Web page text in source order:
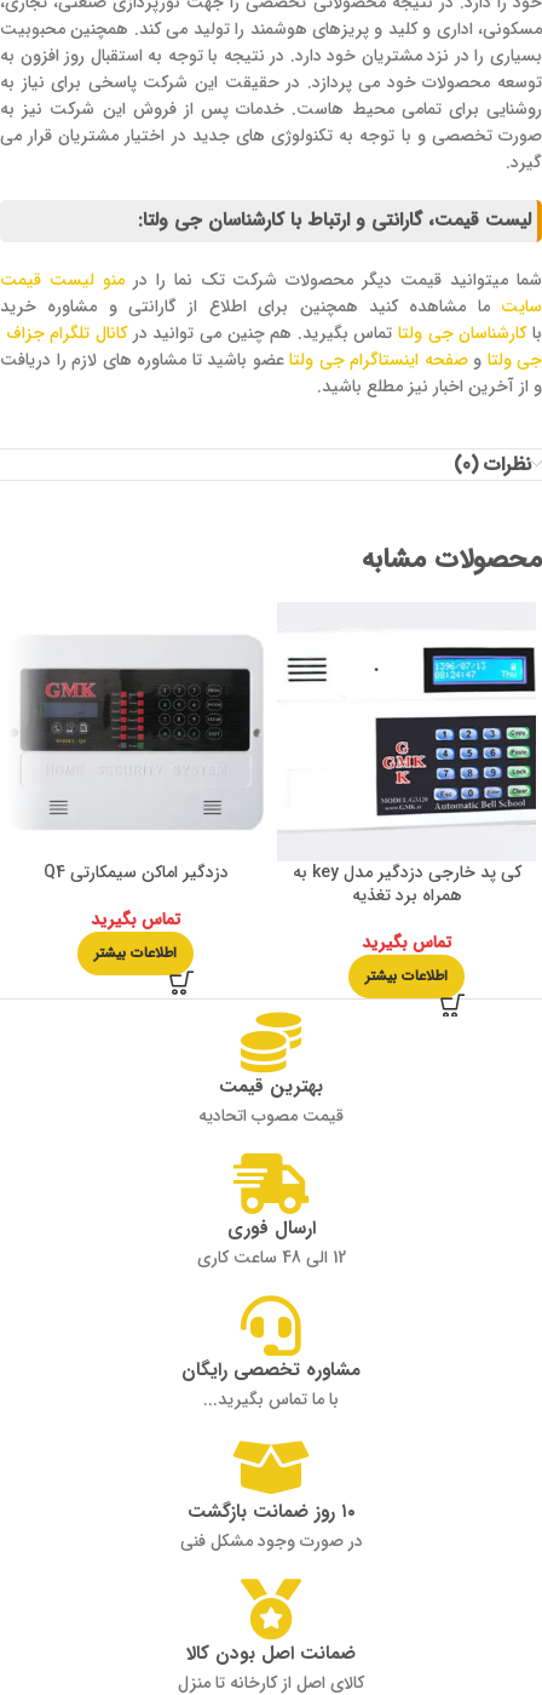
مسکونی، اداری و کلید و پریز‌های هوشمند را تولید می کند. همچنین محبوبیت
بسیاری را در نزد مشتریان خود دارد. در نتیجه با توجه به استقبال روز افزون به
توسعه محصولات خود می پردازد. در حقیقت این شرکت پاسخی برای نیاز به
روشنایی برای تمامی محیط هاست. خدمات پس از فروش این شرکت نیز به
صورت تخصصی و با توجه به تکنولوژی های جدید در اختیار مشتریان قرار می
گیرد.
لیست قیمت، گارانتی و ارتباط با کارشناسان جی ولتا:
شما میتوانید قیمت دیگر محصولات شرکت تک نما را درمنو لیست قیمت
سایت ما مشاهده کنید همچنین برای اطلاع از گارانتی و مشاوره خرید
باکارشناسان جی ولتاتماس بگیرید. هم چنین می توانید درکانال تلگرام جزاف
جی ولتا وصفحه اینستاگرام جی ولتاعضو باشید تا مشاوره های لازم را دریافت
و از آخرین اخبار نیز مطلع باشید.
نظرات (0)
محصولات مشابه
کی پد خارجی دزدگیر مدل key به
همراه برد تغذیه
تماس بگیرید
اطلاعات بیشتر
دزدگیر اماکن سیمکارتی Q4
تماس بگیرید
اطلاعات بیشتر
بهترین قیمت
قیمت مصوب اتحادیه
ارسال فوری
12 الی 48 ساعت کاری
مشاوره تخصصی رایگان
با ما تماس بگیرید...
۱۰ روز ضمانت بازگشت
در صورت وجود مشکل فنی
ضمانت اصل بودن کالا
کالای اصل از کارخانه تا منزل